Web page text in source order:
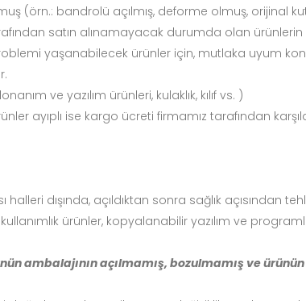
(örn.: bandrolü açılmış, deforme olmuş, orijinal
satın alınamayacak durumda olan
yaşanabilecek ürünler için, mutlaka uyum
ve yazılım ürünleri, kulaklık, kılıf vs. )
ayıplı ise kargo ücreti firmamız tarafından
halleri dışında, açıldıktan sonra sağlık
ürünler, kopyalanabilir yazılım ve
ambalajının açılmamış, bozulmamış ve